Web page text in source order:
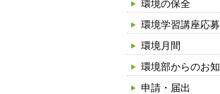
環境の保全
環境学習講座応
環境月間
環境部からのお
申請・届出